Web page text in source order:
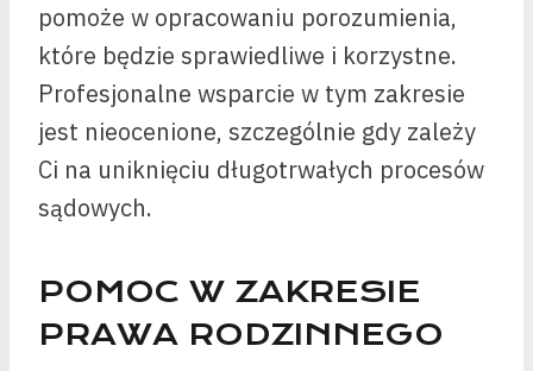
pomoże w opracowaniu porozumienia,
które będzie sprawiedliwe i korzystne.
Profesjonalne wsparcie w tym zakresie
jest nieocenione, szczególnie gdy zależy
Ci na uniknięciu długotrwałych procesów
sądowych.
POMOC W ZAKRESIE
PRAWA RODZINNEGO